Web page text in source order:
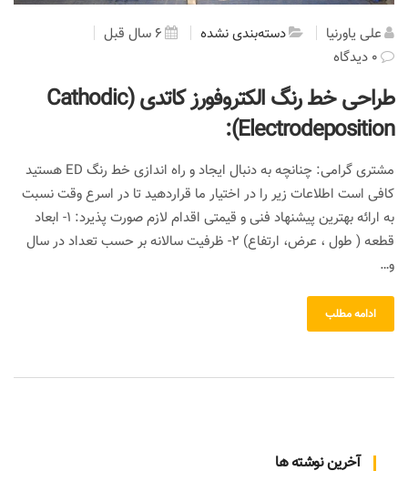
علی یاورنیا دسته‌بندی نشده
6 سال قبل
0 دیدگاه
طراحی خط رنگ الکتروفورز کاتدی (Cathodic
Electrodeposition):
مشتری گرامی: چنانچه به دنبال ایجاد و راه اندازی خط رنگ ED هستید
کافی است اطلاعات زیر را در اختیار ما قراردهید تا در اسرع وقت نسبت
به ارائه بهترین پیشنهاد فنی و قیمتی اقدام لازم صورت پذیرد: 1- ابعاد
قطعه ( طول ، عرض، ارتفاع) 2- ظرفیت سالانه بر حسب تعداد در سال
و…
ادامه مطلب
آخرین نوشته ها